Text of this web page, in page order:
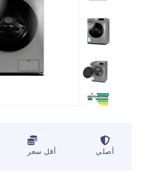
أصلي أقل سعر